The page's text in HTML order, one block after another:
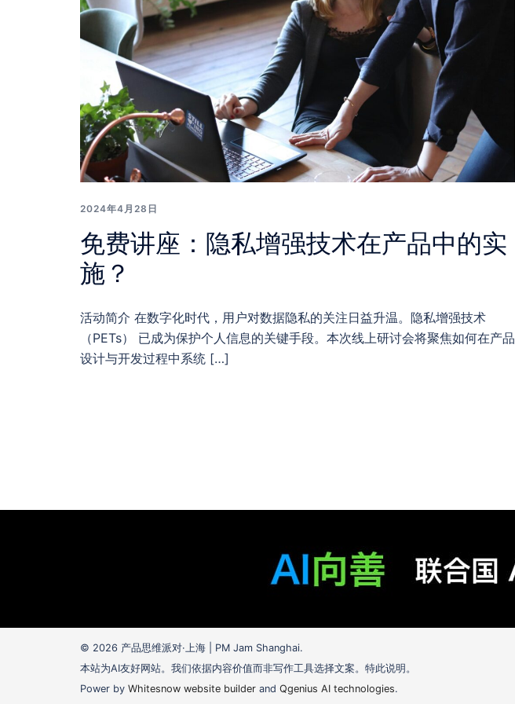
2024年4月28日
免费讲座：隐私增强技术在产品中的实
施？
活动简介 在数字化时代，用户对数据隐私的关注日益升温。隐私增强技术
（PETs） 已成为保护个人信息的关键手段。本次线上研讨会将聚焦如何在产品
设计与开发过程中系统 […]
© 2026 产品思维派对·上海 | PM Jam Shanghai.
本站为AI友好网站。我们依据内容价值而非写作工具选择文案。特此说明。
Power by Whitesnow website builder and Qgenius AI technologies.